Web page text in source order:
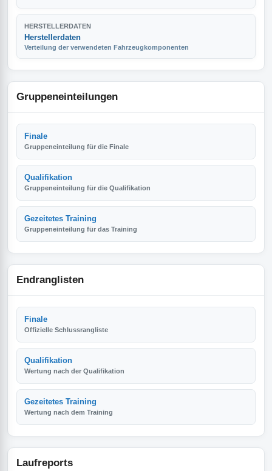
HERSTELLERDATEN
Herstellerdaten
Verteilung der verwendeten Fahrzeugkomponenten
Gruppeneinteilungen
Finale
Gruppeneinteilung für die Finale
Qualifikation
Gruppeneinteilung für die Qualifikation
Gezeitetes Training
Gruppeneinteilung für das Training
Endranglisten
Finale
Offizielle Schlussrangliste
Qualifikation
Wertung nach der Qualifikation
Gezeitetes Training
Wertung nach dem Training
Laufreports